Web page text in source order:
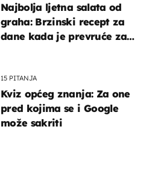
Najbolja ljetna salata od
graha: Brzinski recept za
dane kada je prevruće za
15 PITANJA
Kviz općeg znanja: Za one
pred kojima se i Google
može sakriti